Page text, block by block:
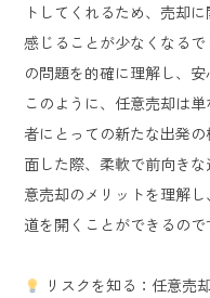
トしてくれるため、売却
感じることが少なくなる
の問題を的確に理解し、安
このように、任意売却は
者にとっての新たな出発
面した際、柔軟で前向き
意売却のメリットを理解
道を開くことができるので
リスクを知る：任意売